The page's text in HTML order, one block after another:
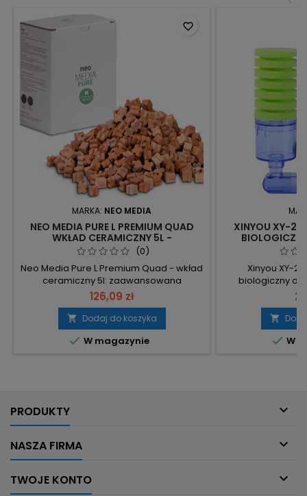
MARKA: NEO MEDIA
NEO MEDIA PURE L PREMIUM QUAD
WKŁAD CERAMICZNY 5L -
KRYSTALICZNA WODA
(0)
Neo Media Pure L Premium Quad - wkład
ceramiczny 5l: zaawansowana
biologiczna filtracja o neutralnym pH,
teraz w wersji PREMIUM z ulepszoną
strukturą porów. 3600 m²/l powierzchni
filtracyjnej – największa powierzchnia na
rynku dla szybkiej kolonizacji bakterii i
126,09 zł
 Dodaj do koszyka
 W magazynie
favorite_border
XINYOU XY-
Xinyou XY-
biologiczny
filtrację
dwóm
mediom. 2
jednoczesna
biologiczna.

 W
PRODUKTY 
NASZA FIRMA 
TWOJE KONTO 